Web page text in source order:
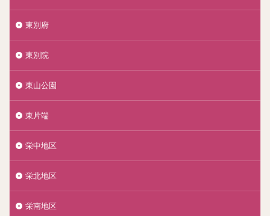
東別府
東別院
東山公園
東片端
栄中地区
栄北地区
栄南地区